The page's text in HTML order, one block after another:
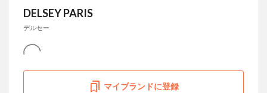
DELSEY PARIS
デルセー
マイブランドに登録